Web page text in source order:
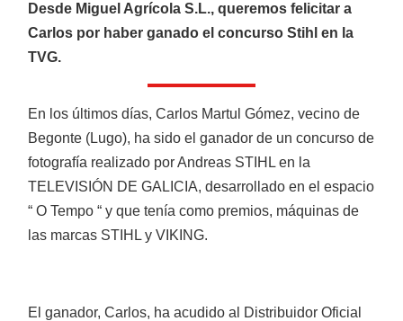
AGRÍCOLA Ver más
Desde Miguel Agrícola S.L., queremos felicitar a
Carlos por haber ganado el concurso Stihl en la
TVG.
En los últimos días, Carlos Martul Gómez, vecino de
Begonte (Lugo), ha sido el ganador de un concurso de
fotografía realizado por Andreas STIHL en la
TELEVISIÓN DE GALICIA, desarrollado en el espacio
“ O Tempo “ y que tenía como premios, máquinas de
las marcas STIHL y VIKING.
El ganador, Carlos, ha acudido al Distribuidor Oficial